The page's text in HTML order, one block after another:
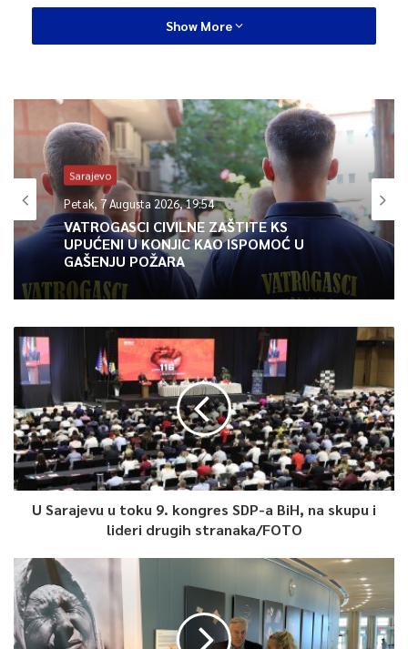
sjedištu UN-a pod naslovom “Naslijeđe nade nakon genocida u
Srebrenici – Putovanje nove generacije”.
saopćeno je iz Kabineta člana Predsjedništva BiH Denisa
Bećirovića.
0
Article Rating
Show More
Sarajevo
Petak, 7 Augusta 2026, 19:54
VATROGASCI CIVILNE ZAŠTITE KS
UPUĆENI U KONJIC KAO ISPOMOĆ U
GAŠENJU POŽARA
U Sarajevu u toku 9. kongres SDP-a BiH, na skupu i
lideri drugih stranaka/FOTO